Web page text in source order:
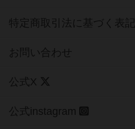
特定商取引法に基づく表記
お問い合わせ
公式X
公式instagram